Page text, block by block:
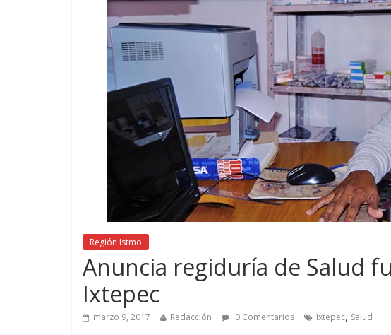
Región Istmo
Anuncia regiduría de Salud
Ixtepec
marzo 9, 2017 Redacción 0 Comentarios Ixtepec, Salud